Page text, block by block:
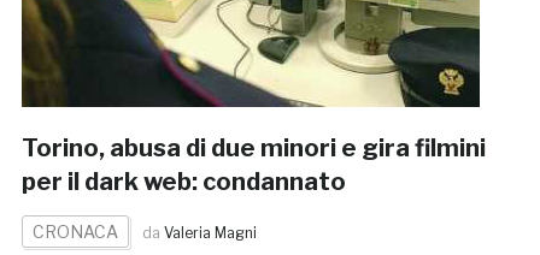
Torino, abusa di due minori e gira filmini
per il dark web: condannato
CRONACA da Valeria Magni